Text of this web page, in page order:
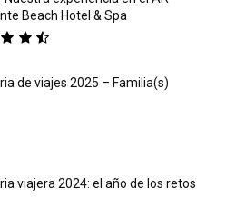
Beach Hotel & Spa
de viajes 2025 – Familia(s)
viajera 2024: el año de los retos